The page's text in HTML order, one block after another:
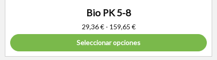
Bio PK 5-8
29,36€ - 159,65 €
Seleccionar opciones